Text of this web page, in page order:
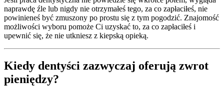
naprawdę źle lub nigdy nie otrzymałeś tego, za co zapłaciłeś, nie
powinieneś być zmuszony po prostu się z tym pogodzić. Znajomość
możliwości wyboru pomoże Ci uzyskać to, za co zapłaciłeś i
upewnić się, że nie utkniesz z kiepską opieką.
Kiedy dentyści zazwyczaj oferują zwrot
pieniędzy?